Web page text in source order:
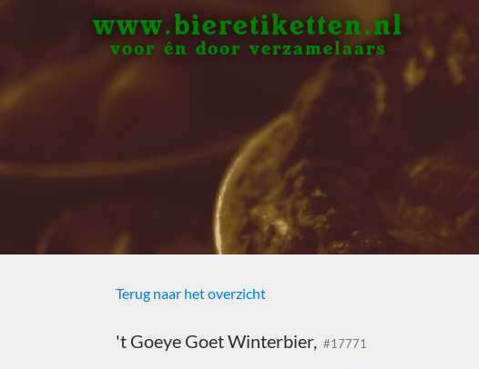
www.bieretiketten.nl
voor én door verzamelaars
Terug naar het overzicht
't Goeye Goet Winterbier, #17771